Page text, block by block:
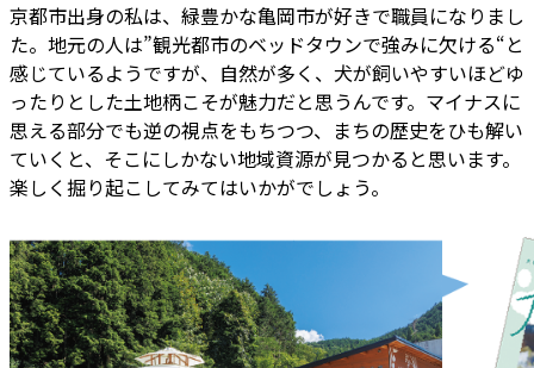
京都市出身の私は、緑豊かな亀岡市が好きで職員になりまし
た。地元の人は”観光都市のベッドタウンで強みに欠ける“と
感じているようですが、自然が多く、犬が飼いやすいほどゆ
ったりとした土地柄こそが魅力だと思うんです。マイナスに
思える部分でも逆の視点をもちつつ、まちの歴史をひも解い
ていくと、そこにしかない地域資源が見つかると思います。
楽しく掘り起こしてみてはいかがでしょう。